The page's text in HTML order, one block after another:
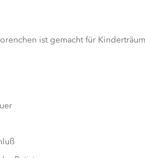
ist gemacht für